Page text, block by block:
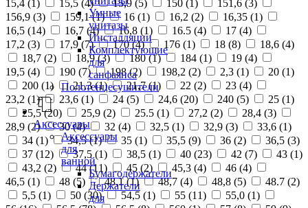
Умные
унитазы
Инсталляции
Комплектующие
для
санфаянса
Полотенцесушители
Аксессуары
Аксессуары
для
ванной
Бумагодержатели
Держатели
для
15,4 (1 ) 15,5 (4) 15,9 (5) 150 (1 ) 151,6 (3)
156,9 (3) 159,1 (1) 16 (1) 16,2 (2) 16,35 (1)
16,5 (14) 16,7 (4) 16,8 (1) 16.5 (4) 17 (4)
17,2 (3) 17,9 (7) 170 (4) 176 (1) 18 (8) 18,6 (4)
18,7 (2) 18,9 (3) 180 (1) 184 (1) 19 (4)
19,5 (4) 190 (7) 198 (2) 198,2 (2) 2,3 (1) 20 (1)
200 (1) 21,3 (1) 21,7 (1) 22 (2) 23 (4)
23,2 (1) 23,6 (1) 24 (5) 24,6 (20) 240 (5) 25 (1)
25,5 (20) 25,9 (2) 25.5 (1) 27,2 (2) 28,4 (3)
28,9 (2) 30 (4) 32 (4) 32,5 (1) 32,9 (3) 33,6 (1)
34 (1) 34,5 (1) 35 (1) 35,5 (9) 36 (2) 36,5 (3)
37 (12) 37,5 (1) 38,5 (1) 40 (23) 42 (7) 43 (1)
43,2 (2) 44 (11) 45 (2) 45,3 (4) 46 (4)
46,5 (1) 48 (5) 48,1 (1) 48,7 (4) 48,8 (5) 48.7 (2)
5,5 (1) 50 (30) 54,5 (1) 55 (11) 55,0 (1)